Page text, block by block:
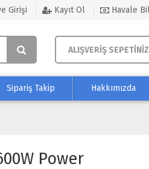
Girişi Kayıt Ol Havale
ALIŞVERİŞ
Sipariş Takip Hakkımızda
Power